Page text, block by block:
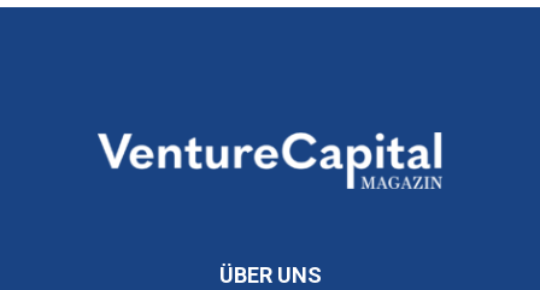
ÜBER UNS